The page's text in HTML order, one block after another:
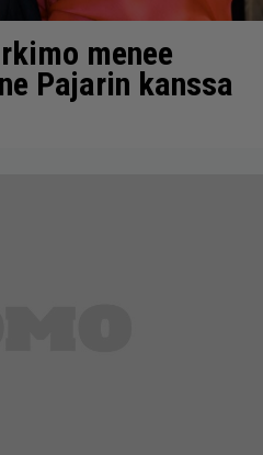
menee
Pajarin kanssa